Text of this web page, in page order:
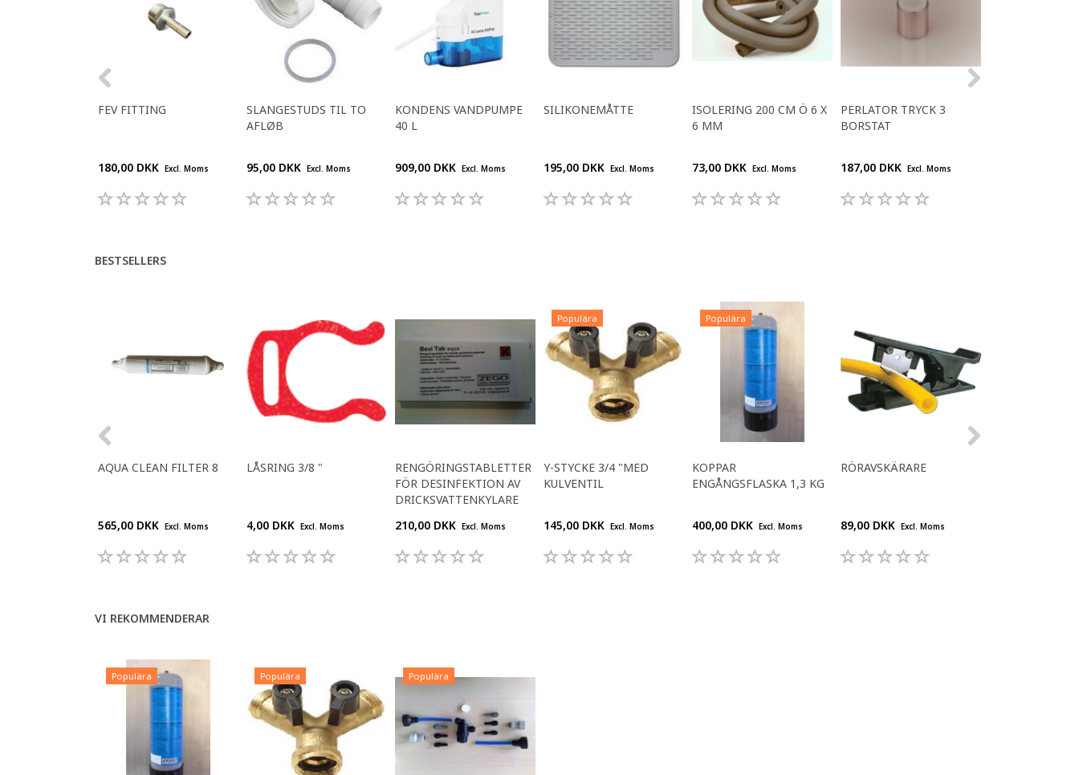
FEV FITTING
180,00 DKK Excl. Moms
SLANGESTUDS TIL TO
AFLØB
95,00 DKK Excl. Moms
KONDENS VANDPUMPE
40 L
909,00 DKK Excl. Moms
SILIKONEMÅTTE
195,00 DKK Excl. Moms
ISOLERING 200 CM Ö 6 X
6 MM
73,00 DKK Excl. Moms
PERLATOR TRYCK 3
BORSTAT
187,00 DKK Excl. Moms
BESTSELLERS
AQUA CLEAN FILTER 8
565,00 DKK Excl. Moms
LÅSRING 3/8 "
4,00 DKK Excl. Moms
RENGÖRINGSTABLETTER
FÖR DESINFEKTION AV
DRICKSVATTENKYLARE
210,00 DKK
Excl. Moms
Populära
Y-STYCKE 3/4 "MED
KULVENTIL
145,00 DKK Excl. Moms
Populära
KOPPAR
ENGÅNGSFLASKA 1,3 KG
400,00 DKK Excl. Moms
RÖRAVSKÄRARE
89,00 DKK Excl. Moms
VI REKOMMENDERAR
Populära Populära Populära